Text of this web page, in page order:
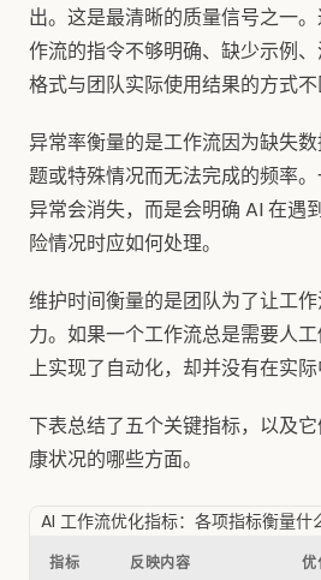
出。这是最清晰的质量信号之一
作流的指令不够明确、缺少示例
格式与团队实际使用结果的方式不
异常率衡量的是工作流因为缺失
题或特殊情况而无法完成的频率
异常会消失，而是会明确 AI 在遇
险情况时应如何处理。
维护时间衡量的是团队为了让工
力。如果一个工作流总是需要人
上实现了自动化，却并没有在实际
下表总结了五个关键指标，以及
康状况的哪些方面。
AI 工作流优化指标：各项指标衡量
指标 反映内容 优